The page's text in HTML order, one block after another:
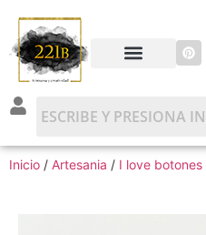
Inicio / Artesania / I love botones